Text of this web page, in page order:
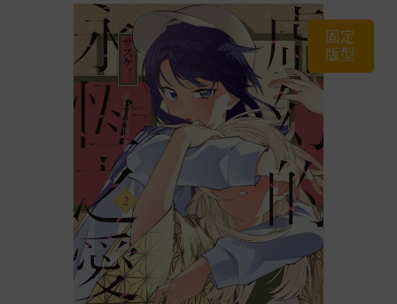
固定
版型